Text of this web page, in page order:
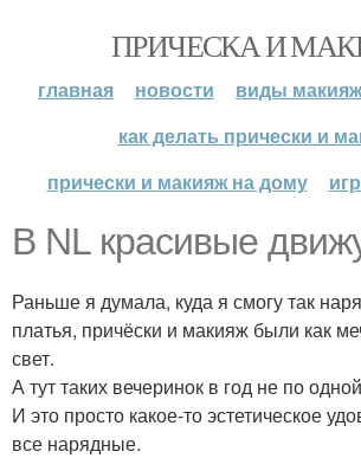
ПРИЧЕСКА И
главная новости
виды
как делать прически и
прически и макияж на дому
В NL красивые
Раньше я думала, куда я смогу так
платья, причёски и макияж были как
свет.
А тут таких вечеринок в год не по
И это просто какое-то эстетическое
все нарядные.